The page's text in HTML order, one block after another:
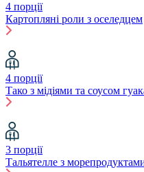
4 порції
Картопляні роли з оселедцем
4 порції
Тако з мідіями та соусом
3 порції
Тальятелле з